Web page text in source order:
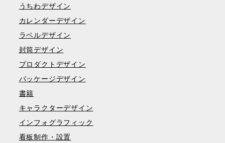
うちわデザイン
カレンダーデザイン
ラベルデザイン
封筒デザイン
プロダクトデザイン
パッケージデザイン
書籍
キャラクターデザイン
インフォグラフィック
看板制作・設置